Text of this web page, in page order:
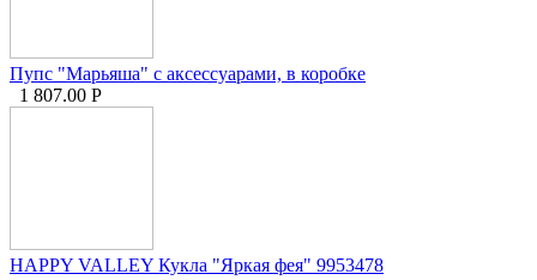
Пупс "Марьяша" с аксессуарами, в коробке
1 807.00 Р
HAPPY VALLEY Кукла "Яркая фея" 9953478